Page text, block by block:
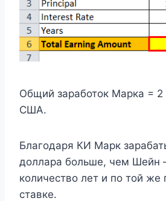
Общий заработок Марка =
США.
Благодаря КИ Марк
доллара больше, чем Шейн
количество лет и по той же
ставке.